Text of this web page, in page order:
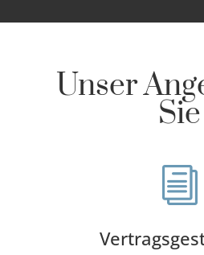
Unser
Sie
i